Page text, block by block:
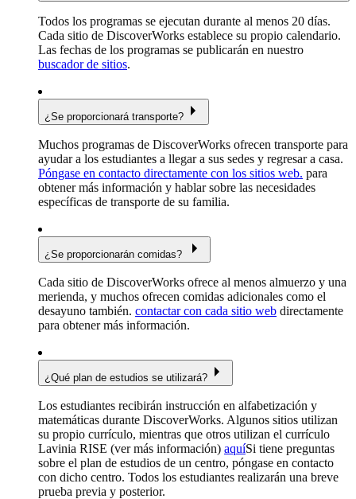
Todos los programas se ejecutan durante al menos 20 días.
Cada sitio de DiscoverWorks establece su propio calendario.
Las fechas de los programas se publicarán en nuestro
buscador de sitios.
¿Se proporcionará transporte?
Muchos programas de DiscoverWorks ofrecen transporte para
ayudar a los estudiantes a llegar a sus sedes y regresar a casa.
Póngase en contacto directamente con los sitios web. para
obtener más información y hablar sobre las necesidades
específicas de transporte de su familia.
¿Se proporcionarán comidas?
Cada sitio de DiscoverWorks ofrece al menos almuerzo y una
merienda, y muchos ofrecen comidas adicionales como el
desayuno también. contactar con cada sitio web directamente
para obtener más información.
¿Qué plan de estudios se utilizará?
Los estudiantes recibirán instrucción en alfabetización y
matemáticas durante DiscoverWorks. Algunos sitios utilizan
su propio currículo, mientras que otros utilizan el currículo
Lavinia RISE (ver más información) aquíSi tiene preguntas
sobre el plan de estudios de un centro, póngase en contacto
con dicho centro. Todos los estudiantes realizarán una breve
prueba previa y posterior.